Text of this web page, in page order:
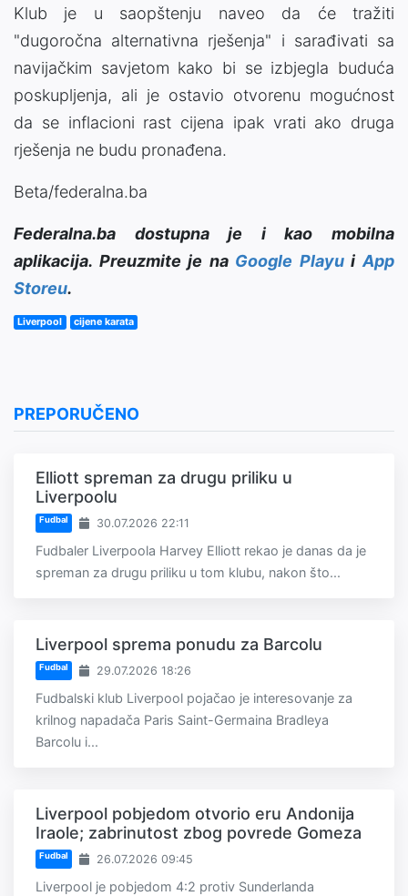
Klub je u saopštenju naveo da će tražiti
"dugoročna alternativna rješenja" i sarađivati sa
navijačkim savjetom kako bi se izbjegla buduća
poskupljenja, ali je ostavio otvorenu mogućnost
da se inflacioni rast cijena ipak vrati ako druga
rješenja ne budu pronađena.
Beta/federalna.ba
Federalna.ba dostupna je i kao mobilna
aplikacija. Preuzmite je na Google PlayuiApp
Storeu.
Liverpool cijene karata
PREPORUČENO
Elliott spreman za drugu priliku u
Liverpoolu
Fudbal 30.07.2026 22:11
Fudbaler Liverpoola Harvey Elliott rekao je danas da je
spreman za drugu priliku u tom klubu, nakon što...
Liverpool sprema ponudu za Barcolu
Fudbal 29.07.2026 18:26
Fudbalski klub Liverpool pojačao je interesovanje za
krilnog napadača Paris Saint-Germaina Bradleya
Barcolu i...
Liverpool pobjedom otvorio eru Andonija
Iraole; zabrinutost zbog povrede Gomeza
Fudbal 26.07.2026 09:45
Liverpool je pobjedom 4:2 protiv Sunderlanda